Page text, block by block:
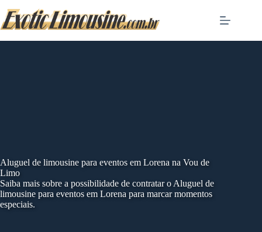
to
content
Aluguel de limousine para eventos em Lorena na Vou de
Limo
Saiba mais sobre a possibilidade de contratar o Aluguel de
limousine para eventos em Lorena para marcar momentos
especiais.